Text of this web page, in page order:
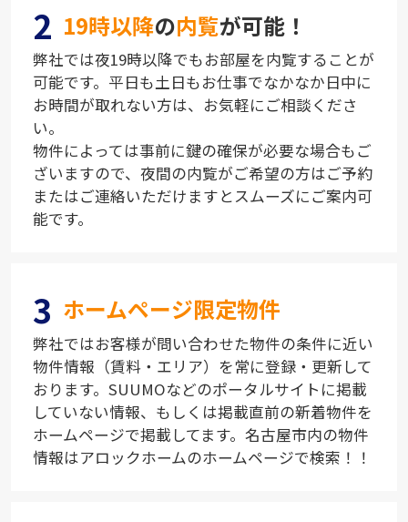
2 19時以降の内覧が可能！
弊社では夜19時以降でもお部屋を内覧することが
可能です。平日も土日もお仕事でなかなか日中に
お時間が取れない方は、お気軽にご相談くださ
い。
物件によっては事前に鍵の確保が必要な場合もご
ざいますので、夜間の内覧がご希望の方はご予約
またはご連絡いただけますとスムーズにご案内可
能です。
3 ホームページ限定物件
弊社ではお客様が問い合わせた物件の条件に近い
物件情報（賃料・エリア）を常に登録・更新して
おります。SUUMOなどのポータルサイトに掲載
していない情報、もしくは掲載直前の新着物件を
ホームページで掲載してます。名古屋市内の物件
情報はアロックホームのホームページで検索！！